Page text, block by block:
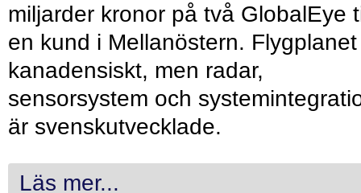
miljarder kronor på två GlobalEye
en kund i Mellanöstern.
kanadensiskt, men radar,
sensorsystem och
är svenskutvecklade.
Läs mer...